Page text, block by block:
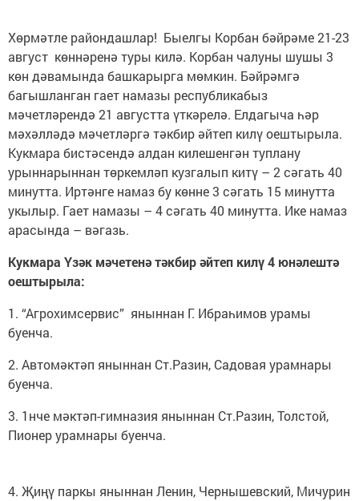
Хөрмәтле райондашлар! Быелгы Корбан бәйрәме 21-23
август көннәренә туры килә. Корбан чалуны шушы 3
көн дәвамында башкарырга мөмкин. Бәйрәмгә
багышланган гает намазы республикабыз
мәчетләрендә 21 августта үткәрелә. Елдагыча һәр
мәхәлләдә мәчетләргә тәкбир әйтеп килү оештырыла.
Кукмара бистәсендә алдан килешенгән туплану
урыннарыннан төркемләп кузгалып китү – 2 сәгать 40
минутта. Иртәнге намаз бу көнне 3 сәгать 15 минутта
укылыр. Гает намазы – 4 сәгать 40 минутта. Ике намаз
арасында – вәгазь.
Кукмара Үзәк мәчетенә тәкбир әйтеп килү 4 юнәлештә
оештырыла:
1. “Агрохимсервис” яныннан Г. Ибраһимов урамы
буенча.
2. Автомәктәп яныннан Ст.Разин, Садовая урамнары
буенча.
3. 1нче мәктәп-гимназия яныннан Ст.Разин, Толстой,
Пионер урамнары буенча.
4. Җиңү паркы яныннан Ленин, Чернышевский, Мичурин